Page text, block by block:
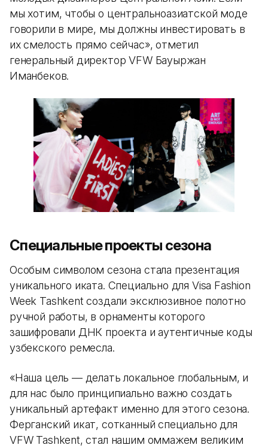
мы хотим, чтобы о центральноазиатской моде
говорили в мире, мы должны инвестировать в
их смелость прямо сейчас», отметил
генеральный директор VFW Бауыржан
Иманбеков.
Специальные проекты сезона
Особым символом сезона стала презентация
уникального иката. Специально для Visa Fashion
Week Tashkent создали эксклюзивное полотно
ручной работы, в орнаменты которого
зашифровали ДНК проекта и аутентичные коды
узбекского ремесла.
«Наша цель — делать локальное глобальным, и
для нас было принципиально важно создать
уникальный артефакт именно для этого сезона.
Ферганский икат, сотканный специально для
VFW Tashkent, стал нашим оммажем великим